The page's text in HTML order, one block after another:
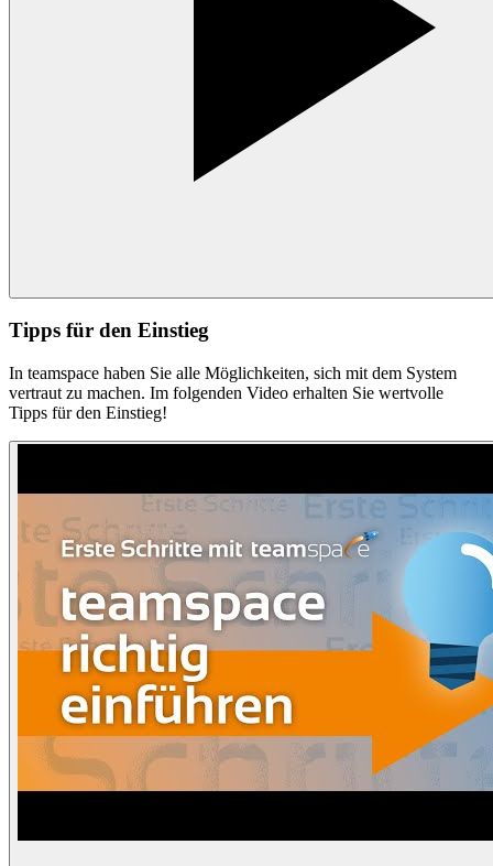
Tipps für den Einstieg
In teamspace haben Sie alle Möglichkeiten, sich mit dem System
vertraut zu machen. Im folgenden Video erhalten Sie wertvolle
Tipps für den Einstieg!